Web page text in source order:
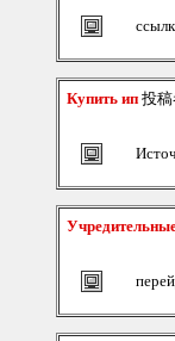
Купить ип 投稿